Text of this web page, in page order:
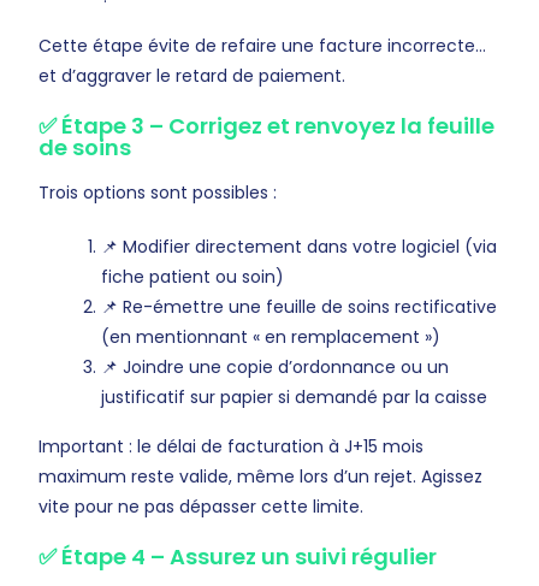
Cette étape évite de refaire une facture incorrecte…
et d’aggraver le retard de paiement.
✅ Étape 3 – Corrigez et renvoyez la feuille
de soins
Trois options sont possibles :
📌 Modifier directement dans votre logiciel (via
fiche patient ou soin)
📌 Re-émettre une feuille de soins rectificative
(en mentionnant « en remplacement »)
📌 Joindre une copie d’ordonnance ou un
justificatif sur papier si demandé par la caisse
Important : le délai de facturation à J+15 mois
maximum reste valide, même lors d’un rejet. Agissez
vite pour ne pas dépasser cette limite.
✅ Étape 4 – Assurez un suivi régulier